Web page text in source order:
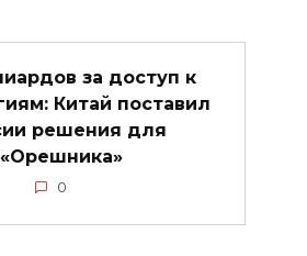
за доступ к
Китай поставил
решения для
«Орешника»
0